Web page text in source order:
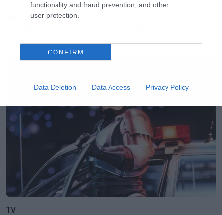
functionality and fraud prevention, and other
user protection.
CONFIRM
Data Deletion Data Access Privacy Policy
Goggins,Michelle Monaghan,Carrie Coon
,
Schwarzenegger, απέσπασε οκτώ
υποψηφιότητες Emmy σε ερμηνευτικές
κατηγορίες. Το“The White Lotus”είναι
Mark Kamine.
Metallica, Queen, Cure και
Cinobo!
TV